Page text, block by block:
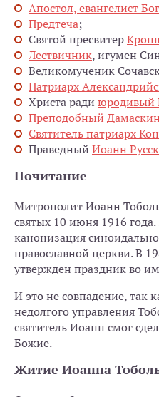
Апостол, евангелист
Предтеча;
Святой пресвитер
Лествичник, игумен
Великомученик
Патриарх
Христа ради юродивый
Преподобный Дамаскин
Святитель патриарх
Праведный Иоанн
Почитание
Митрополит Иоанн
святых 10 июня 1916 года.
канонизация
православной церкви. В
утвержден праздник во
И это не совпадение, так
недолгого управления
святитель Иоанн смог
Божие.
Житие Иоанна